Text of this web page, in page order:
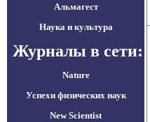
Альмагест
Наука и культура
Журналы в сети:
Nature
Успехи физических наук
New Scientist